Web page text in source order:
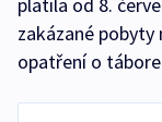
platila od 8.
zakázané
opatření o